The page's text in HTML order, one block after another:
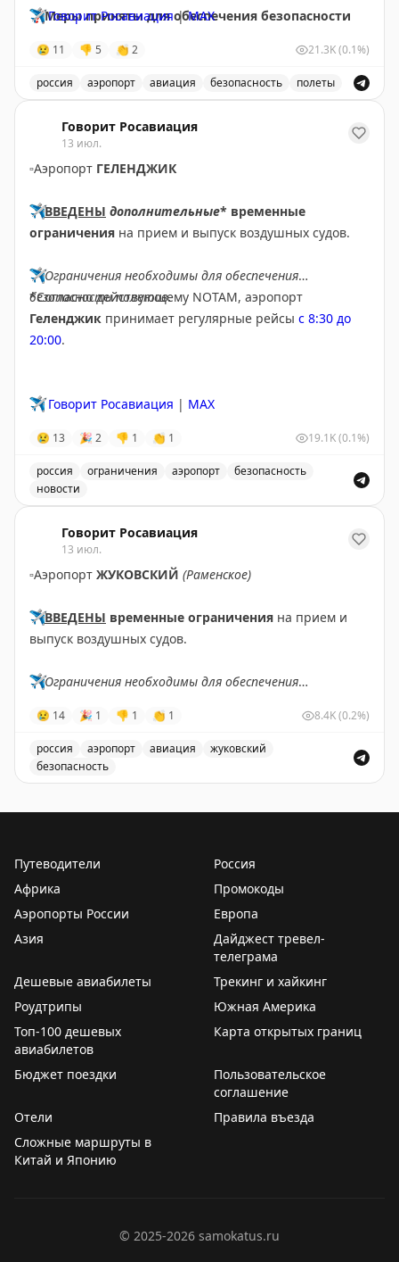
❗️Меры приняты для обеспечения безопасности
✈️ Говорит Росавиация|МАХ
😢 11 👎 5 👏 2 21.3K(0.1%)
россия аэропорт авиация безопасность полеты
Говорит Росавиация
13 июл.
▫️Аэропорт ГЕЛЕНДЖИК
✈️ВВЕДЕНЫ дополнительные* временные
ограничения на прием и выпуск воздушных судов.
✈️Ограничения необходимы для обеспечения
безопасности полетов.
*Согласно действующему NOTAM, аэропорт
Геленджик принимает регулярные рейсы с 8:30 до
20:00.
✈️ Говорит Росавиация | MAX
😢 13 🎉 2 👎 1 👏 1 19.1K(0.1%)
россия ограничения аэропорт
безопасность
новости
Говорит Росавиация
13 июл.
▫️Аэропорт ЖУКОВСКИЙ (Раменское)
✈️ВВЕДЕНЫ временные ограничения на прием и
выпуск воздушных судов.
✈️Ограничения необходимы для обеспечения
✈️ Говорит Росавиация|MАХ
😢 14 🎉 1 👎 1 👏 1 8.4K(0.2%)
россия аэропорт авиация
жуковский
безопасность
Путеводители
Россия
Африка
Промокоды
Аэропорты России
Европа
Азия
Дайджест тревел-
телеграма
Дешевые авиабилеты
Трекинг и хайкинг
Роудтрипы
Южная Америка
Топ-100 дешевых
авиабилетов
Карта открытых границ
Бюджет поездки
Пользовательское
соглашение
Отели
Правила въезда
Сложные маршруты в
Китай и Японию
© 2025-2026 samokatus.ru